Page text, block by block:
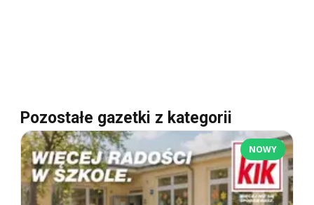
Pozostałe gazetki z kategorii
NOWY